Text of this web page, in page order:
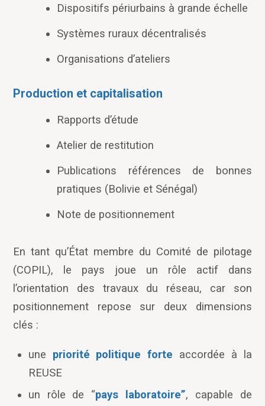
Dispositifs périurbains à grande échelle
Systèmes ruraux décentralisés
Organisations d’ateliers
Production et capitalisation
Rapports d’étude
Atelier de restitution
Publications références de bonnes
pratiques (Bolivie et Sénégal)
Note de positionnement
En tant qu’État membre du Comité de pilotage
(COPIL), le pays joue un rôle actif dans
l’orientation des travaux du réseau, car son
positionnement repose sur deux dimensions
clés :
une priorité politique forte accordée à la
REUSE
un rôle de “pays laboratoire”, capable de